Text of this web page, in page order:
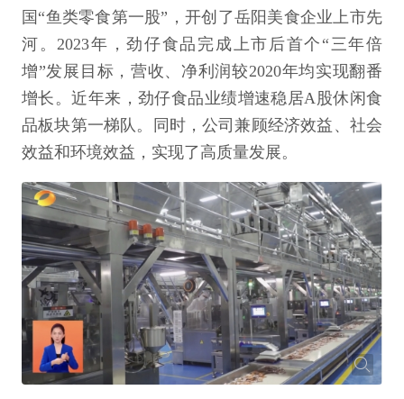
国“鱼类零食第一股”，开创了岳阳美食企业上市先
河。2023年，劲仔食品完成上市后首个“三年倍
增”发展目标，营收、净利润较2020年均实现翻番
增长。近年来，劲仔食品业绩增速稳居A股休闲食
品板块第一梯队。同时，公司兼顾经济效益、社会
效益和环境效益，实现了高质量发展。